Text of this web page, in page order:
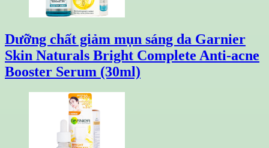
Dưỡng chất giảm mụn sáng da Garnier
Skin Naturals Bright Complete Anti-acne
Booster Serum (30ml)